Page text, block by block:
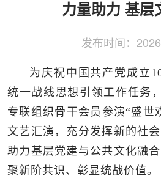
力量助力 基层
发布时间：
为庆祝中国共产党成立
统一战线思想引领工作任务
专联组织骨干会员参演“盛世
文艺汇演，充分发挥新的社
助力基层党建与公共文化融
聚新阶共识、彰显统战价值。